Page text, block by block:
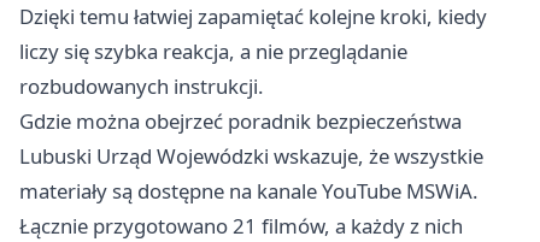
Dzięki temu łatwiej zapamiętać kolejne kroki, kiedy
liczy się szybka reakcja, a nie przeglądanie
rozbudowanych instrukcji.
Gdzie można obejrzeć poradnik bezpieczeństwa
Lubuski Urząd Wojewódzki wskazuje, że wszystkie
materiały są dostępne na kanale YouTube MSWiA.
Łącznie przygotowano 21 filmów, a każdy z nich